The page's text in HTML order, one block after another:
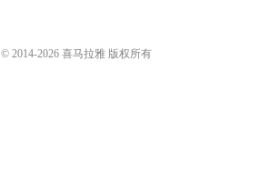
© 2014-2026 喜马拉雅 版权所有